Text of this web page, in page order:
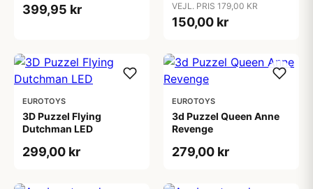
399,95 kr VEJL. PRIS 179,00 KR
150,00 kr
EUROTOYS
3D Puzzel Flying
Dutchman LED
299,00 kr
EUROTOYS
3d Puzzel Queen Anne
Revenge
279,00 kr